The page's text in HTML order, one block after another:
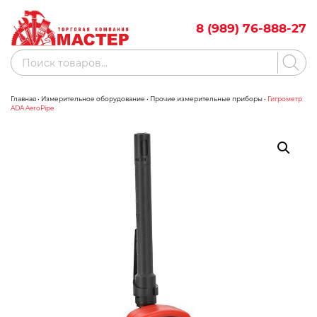
content
8 (989) 76-888-27
Акции Бренды
Измерительное оборудование
Клининговое оборудование
Компрессорное оборудование
Поиск
товаров
Главная• Измерительное оборудование • Прочие измерительные приборы• Гигрометр
ADA AeroPipe